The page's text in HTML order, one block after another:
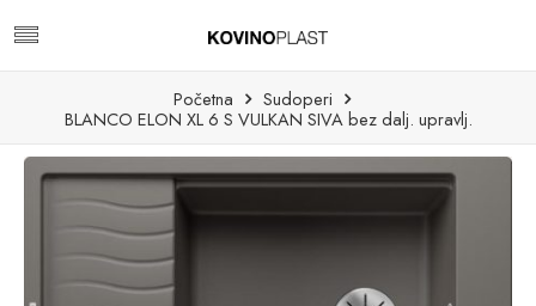
Početna
Sudoperi
BLANCO ELON XL 6 S VULKAN SIVA bez dalj. upravlj.